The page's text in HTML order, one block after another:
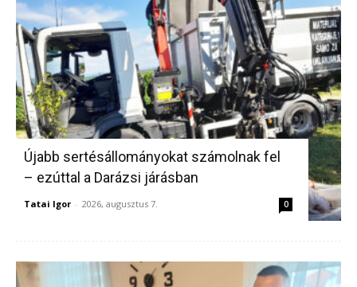
Újabb sertésállományokat számolnak fel
– ezúttal a Darázsi járásban
Tatai Igor - 2026, augusztus 7. 0